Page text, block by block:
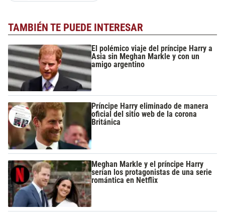
TAMBIÉN TE PUEDE INTERESAR
El polémico viaje del príncipe Harry a
Asia sin Meghan Markle y con un
amigo argentino
Príncipe Harry eliminado de manera
oficial del sitio web de la corona
Británica
Meghan Markle y el príncipe Harry
serían los protagonistas de una serie
romántica en Netflix